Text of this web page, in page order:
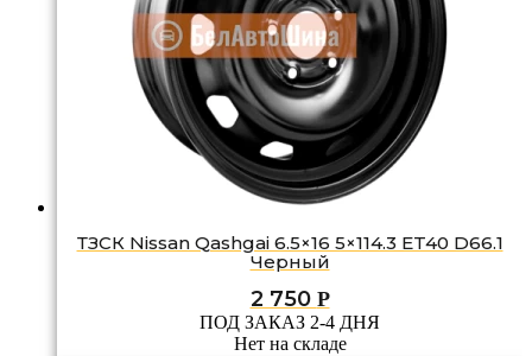
ТЗСК Nissan Qashgai 6.5×16 5×114.3 ET40 D66.1
Черный
2 750 Р
ПОД ЗАКАЗ 2-4 ДНЯ
Нет на складе